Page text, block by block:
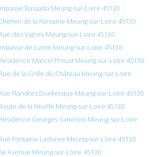
Bassada Meung-sur-Loire 45130
de la Fontaine Meung-sur-Loire 45130
des Vignes Meung-sur-Loire 45130
de Lymm Meung-sur-Loire 45130
Marcel Proust Meung-sur-Loire 45130
de la Grille du Château Meung-sur-Loire
Flandres Dunkerque Meung-sur-Loire 45130
de la Nivelle Meung-sur-Loire 45130
Georges Simenon Meung-sur-Loire
Fontaine Laduree Meung-sur-Loire 45130
Avenue Meung-sur-Loire 45130